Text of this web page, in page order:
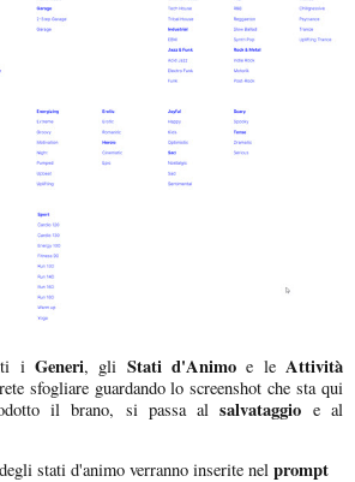
i Generi, gli Stati d'Animo e leAttività
sfogliare guardando lo screenshot che sta qui
il brano, si passa al salvataggio e al
stati d'animo verranno inserite nel prompt